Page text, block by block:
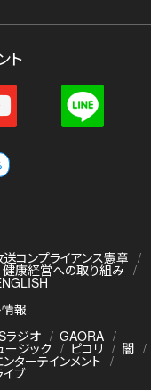
ト
コンプライアンス憲章
健康経営への取り組み
報
ラジオ GAORA
ージック ピコリ 闇
ターテインメント
ブ